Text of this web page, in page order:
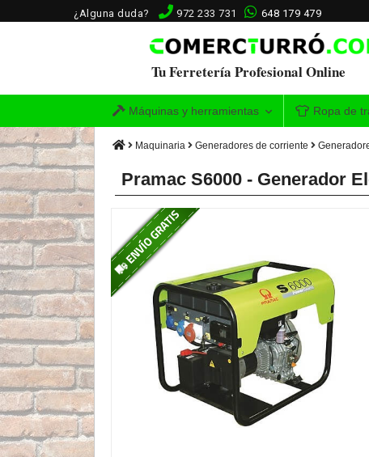
¿Alguna duda? 972 233 731 648 179 479
Tu Ferretería Profesional Online
Máquinas y herramientas Ropa de
Maquinaria Generadores de corriente
Pramac S6000 - Generador